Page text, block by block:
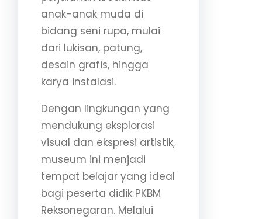
anak-anak muda di
bidang seni rupa, mulai
dari lukisan, patung,
desain grafis, hingga
karya instalasi.
Dengan lingkungan yang
mendukung eksplorasi
visual dan ekspresi artistik,
museum ini menjadi
tempat belajar yang ideal
bagi peserta didik PKBM
Reksonegaran. Melalui